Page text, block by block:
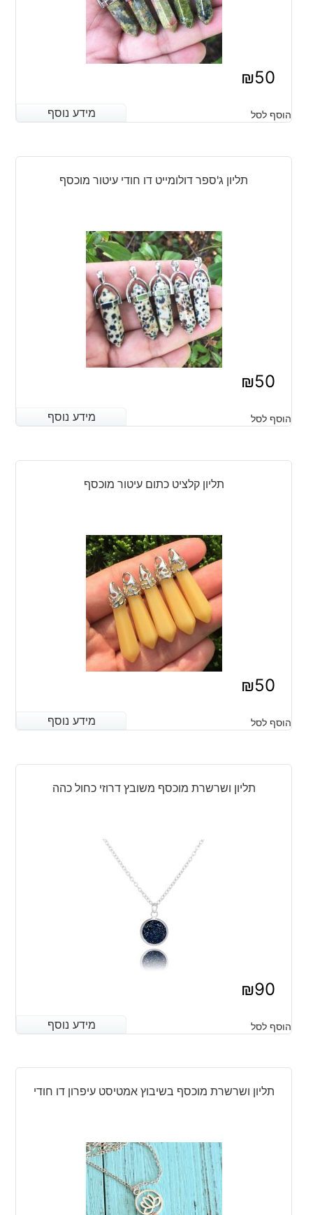
₪50
מידע נוסף הוסף לסל מידע נוסף
תליון ג'ספר דולומייט דו חודי עיטור מוכסף
₪50
מידע נוסף הוסף לסל מידע נוסף
תליון קלציט כתום עיטור מוכסף
₪50
מידע נוסף הוסף לסל מידע נוסף
תליון ושרשרת מוכסף משובץ דרוזי כחול כהה
₪90
מידע נוסף הוסף לסל מידע נוסף
תליון ושרשרת מוכסף בשיבוץ אמטיסט עיפרון דו חודי